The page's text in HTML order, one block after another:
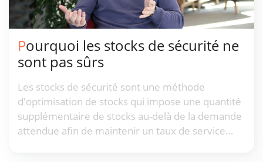
Pourquoi les stocks de sécurité ne
sont pas sûrs
Les stocks de sécurité sont une méthode
d'optimisation de stocks qui impose une quantité
supplémentaire de stocks au-delà de la demande
attendue afin de maintenir un taux de service